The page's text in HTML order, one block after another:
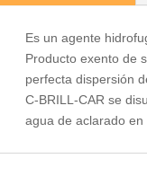
Es un agente
Producto exento de
perfecta dispersión
C-BRILL-CAR se
agua de aclarado